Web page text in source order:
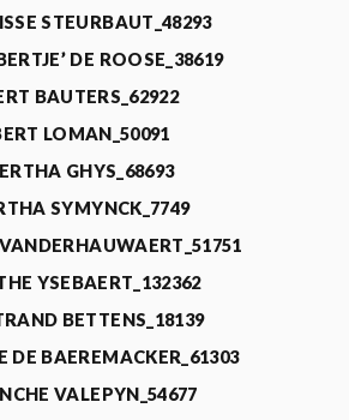
STEURBAUT_48293
DE ROOSE_38619
BAUTERS_62922
LOMAN_50091
GHYS_68693
SYMYNCK_7749
YSEBAERT_132362
BETTENS_18139
DE BAEREMACKER_61303
VALEPYN_54677